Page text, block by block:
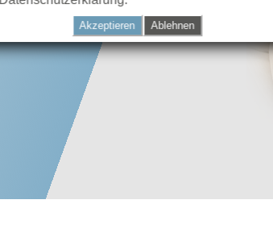
Akzeptieren Ablehnen